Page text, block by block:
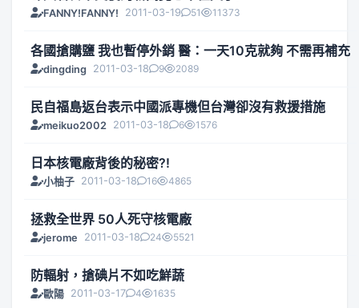
FANNY!FANNY! 2011-03-19 51 11373
各國搶購鹽 我也暫停外銷 醫：一天10克就夠 不需再補充
dingding 2011-03-18 9 2089
民自福島返台表示中國派專機但台灣卻沒有救援措施
meikuo2002 2011-03-18 6 1576
日本核電廠背後的秘密?!
小柚子 2011-03-18 16 4865
拯救全世界 50人死守核電廠
jerome 2011-03-18 24 5521
防輻射，搶碘片不如吃鮮蔬
歐陽 2011-03-17 4 1635